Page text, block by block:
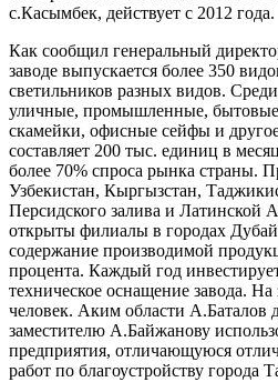
с.Касымбек, действует с 2012 года.
Как сообщил генеральный
заводе выпускается более 350
светильников разных видов.
уличные, промышленные,
скамейки, офисные сейфы и
составляет 200 тыс. единиц в
более 70% спроса рынка страны.
Узбекистан, Кыргызстан,
Персидского залива и Латинской
открыты филиалы в городах
содержание производимой
процента. Каждый год
техническое оснащение завода. На
человек. Аким области А.Баталов
заместителю А.Байжанову
предприятия, отличающуюся
работ по благоустройству города